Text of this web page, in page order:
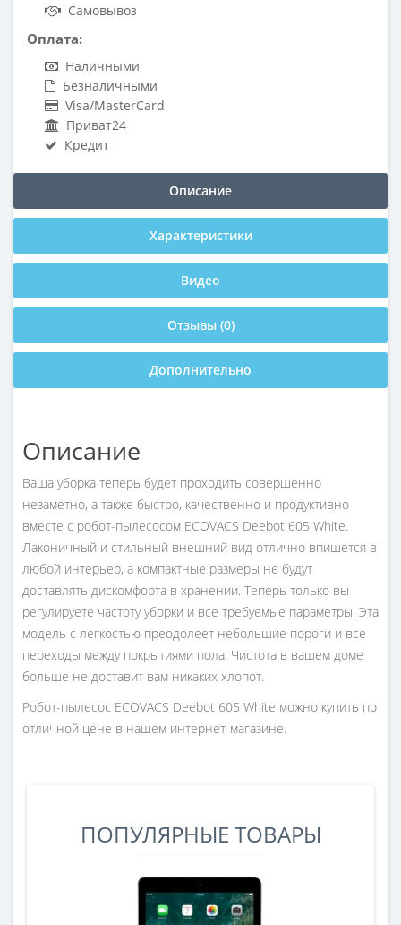
Самовывоз
Оплата:
Наличными
Безналичными
Visa/MasterCard
Приват24
Кредит
Описание
Характеристики
Видео
Отзывы (0)
Дополнительно
Описание
Ваша уборка теперь будет проходить совершенно
незаметно, а также быстро, качественно и продуктивно
вместе с робот-пылесосом ECOVACS Deebot 605 White.
Лаконичный и стильный внешний вид отлично впишется в
любой интерьер, а компактные размеры не будут
доставлять дискомфорта в хранении. Теперь только вы
регулируете частоту уборки и все требуемые параметры. Эта
модель с легкостью преодолеет небольшие пороги и все
переходы между покрытиями пола. Чистота в вашем доме
больше не доставит вам никаких хлопот.
Робот-пылесос ECOVACS Deebot 605 White можно купить по
отличной цене в нашем интернет-магазине.
ПОПУЛЯРНЫЕ ТОВАРЫ